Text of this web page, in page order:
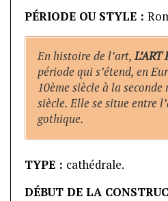
PÉRIODE OU STYLE :
En histoire de l’art,L’ART
période qui s’étend, en
10ème siècle à la
siècle. Elle se situe entre
gothique.
TYPE : cathédrale.
DÉBUT DE LA